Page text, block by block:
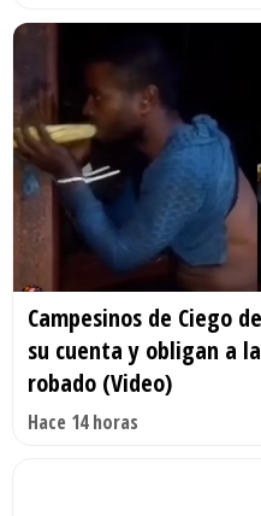
Campesinos de Ciego
su cuenta y obligan a
robado (Video)
Hace 14 horas